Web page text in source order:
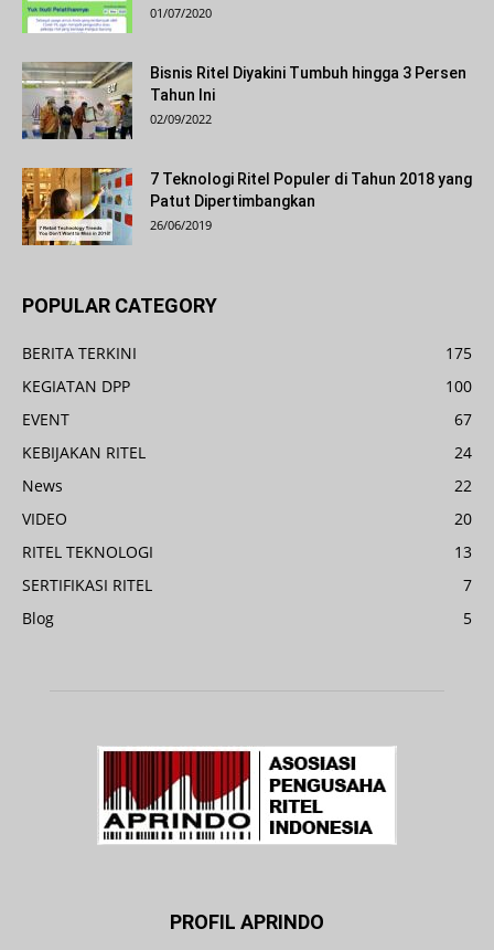
01/07/2020
Bisnis Ritel Diyakini Tumbuh hingga 3 Persen
Tahun Ini
02/09/2022
7 Teknologi Ritel Populer di Tahun 2018 yang
Patut Dipertimbangkan
26/06/2019
POPULAR CATEGORY
BERITA TERKINI
175
KEGIATAN DPP
100
EVENT
67
KEBIJAKAN RITEL
24
News
22
VIDEO
20
RITEL TEKNOLOGI
13
SERTIFIKASI RITEL
7
Blog
5
PROFIL APRINDO